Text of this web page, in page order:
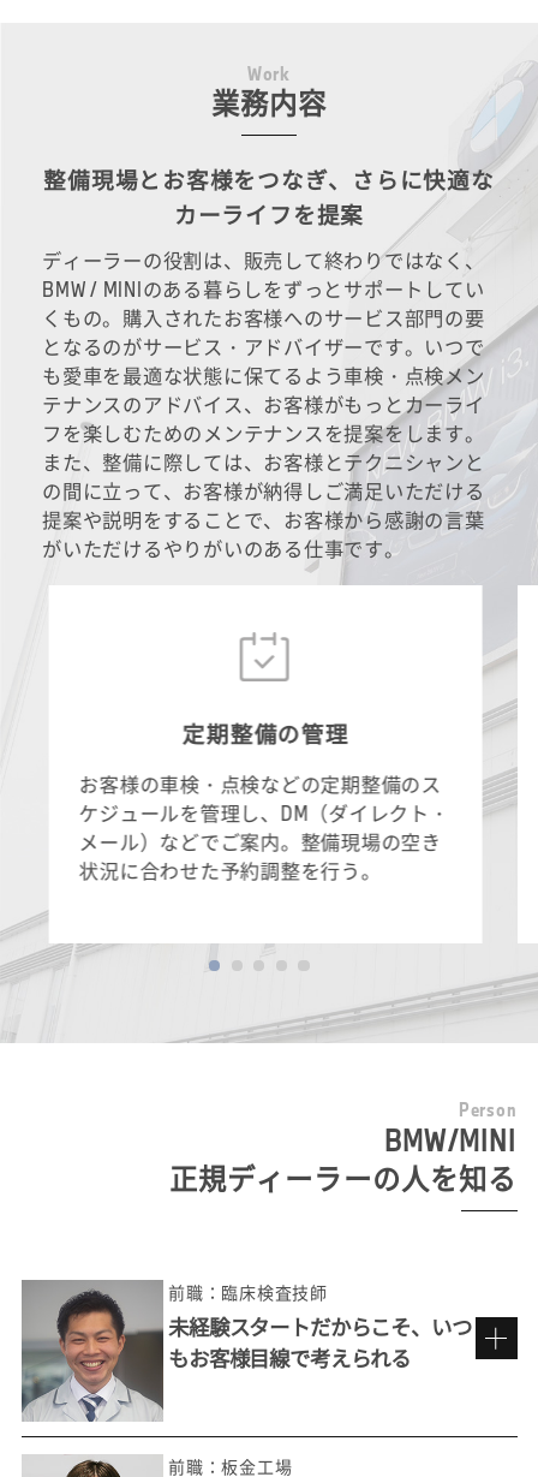
Work
業務内容
整備現場とお客様をつなぎ、さらに快適な
カーライフを提案
ディーラーの役割は、販売して終わりではなく、
BMW / MINIのある暮らしをずっとサポートしてい
くもの。購入されたお客様へのサービス部門の要
となるのがサービス・アドバイザーです。いつで
も愛車を最適な状態に保てるよう車検・点検メン
テナンスのアドバイス、お客様がもっとカーライ
フを楽しむためのメンテナンスを提案をします。
また、整備に際しては、お客様とテクニシャンと
の間に立って、お客様が納得しご満足いただける
提案や説明をすることで、お客様から感謝の言葉
がいただけるやりがいのある仕事です。
定期整備の管理
お客様の車検・点検などの定期整備のス
ケジュールを管理し、DM（ダイレクト・
メール）などでご案内。整備現場の空き
状況に合わせた予約調整を行う。
Person
BMW/MINI
正規ディーラーの人を知る
前職：臨床検査技師
未経験スタートだからこそ、いつ
もお客様目線で考えられる
前職：板金工場